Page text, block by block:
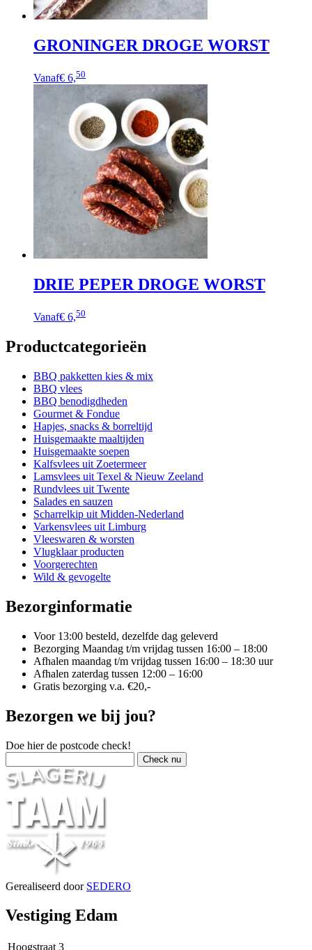
GRONINGER DROGE WORST
Vanaf€ 6,50
DRIE PEPER DROGE WORST
Vanaf€ 6,50
Productcategorieën
BBQ pakketten kies & mix
BBQ vlees
BBQ benodigdheden
Gourmet & Fondue
Hapjes, snacks & borreltijd
Huisgemaakte maaltijden
Huisgemaakte soepen
Kalfsvlees uit Zoetermeer
Lamsvlees uit Texel & Nieuw Zeeland
Rundvlees uit Twente
Salades en sauzen
Scharrelkip uit Midden-Nederland
Varkensvlees uit Limburg
Vleeswaren & worsten
Vlugklaar producten
Voorgerechten
Wild & gevogelte
Bezorginformatie
Voor 13:00 besteld, dezelfde dag geleverd
Bezorging Maandag t/m vrijdag tussen 16:00 – 18:00
Afhalen maandag t/m vrijdag tussen 16:00 – 18:30 uur
Afhalen zaterdag tussen 12:00 – 16:00
Gratis bezorging v.a. €20,-
Bezorgen we bij jou?
Doe hier de postcode check!
Gerealiseerd door SEDERO
Vestiging Edam
Hoogstraat 3